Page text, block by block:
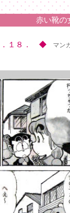
赤い靴の
．１８． ◆
マン